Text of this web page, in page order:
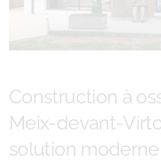
Construction à
Meix-devant-
solution